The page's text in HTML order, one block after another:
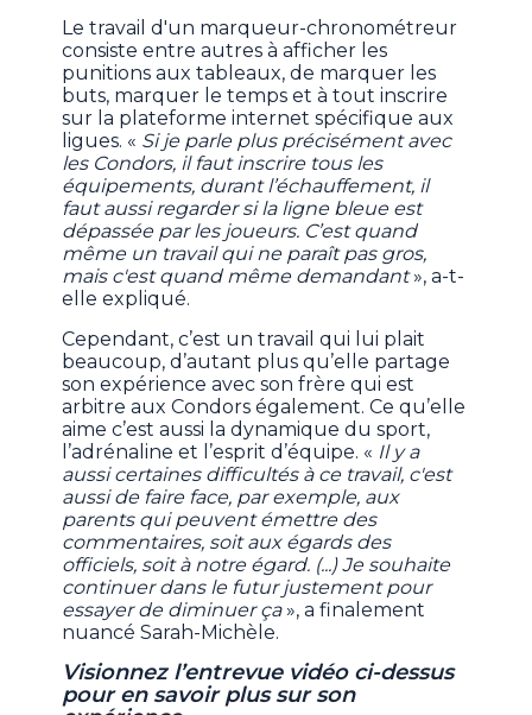
Le travail d'un marqueur-chronométreur
consiste entre autres à afficher les
punitions aux tableaux, de marquer les
buts, marquer le temps et à tout inscrire
sur la plateforme internet spécifique aux
ligues. « Si je parle plus précisément avec
les Condors, il faut inscrire tous les
équipements, durant l’échauffement, il
faut aussi regarder si la ligne bleue est
dépassée par les joueurs. C’est quand
même un travail qui ne paraît pas gros,
mais c'est quand même demandant», a-t-
elle expliqué.
Cependant, c’est un travail qui lui plait
beaucoup, d’autant plus qu’elle partage
son expérience avec son frère qui est
arbitre aux Condors également. Ce qu’elle
aime c’est aussi la dynamique du sport,
l’adrénaline et l’esprit d’équipe. « Il y a
aussi certaines difficultés à ce travail, c'est
aussi de faire face, par exemple, aux
parents qui peuvent émettre des
commentaires, soit aux égards des
officiels, soit à notre égard. (...) Je souhaite
continuer dans le futur justement pour
essayer de diminuer ça», a finalement
nuancé Sarah-Michèle.
Visionnez l’entrevue vidéo ci-dessus
pour en savoir plus sur son